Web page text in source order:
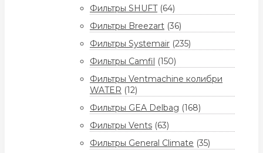
Фильтры SHUFT (64)
Фильтры Breezart (36)
Фильтры Systemair (235)
Фильтры Camfil (150)
Фильтры Ventmachine колибри
WATER (12)
Фильтры GEA Delbag (168)
Фильтры Vents (63)
Фильтры General Climate (35)